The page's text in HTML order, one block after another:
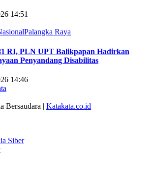
14:51
Palangka Raya
RI, PLN UPT Balikpapan Hadirkan
Penyandang Disabilitas
14:46
Bersaudara | Katakata.co.id
Siber